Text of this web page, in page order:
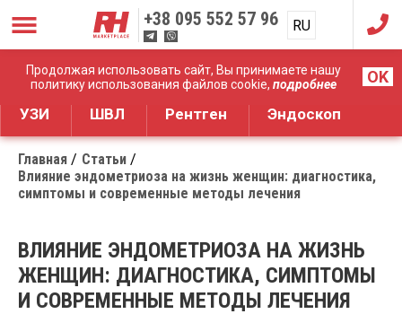
Продолжая использовать сайт, Вы принимаете нашу
политику использования файлов cookie, подробнее OK
+38 095 552 57 96 RU
UA
Дистрибуция медицинского оборудования
УЗИ ШВЛ Рентген Эндоскоп
Главная
Статьи
Влияние эндометриоза на жизнь женщин: диагностика,
симптомы и современные методы лечения
ВЛИЯНИЕ ЭНДОМЕТРИОЗА НА ЖИЗНЬ
ЖЕНЩИН: ДИАГНОСТИКА, СИМПТОМЫ
И СОВРЕМЕННЫЕ МЕТОДЫ ЛЕЧЕНИЯ